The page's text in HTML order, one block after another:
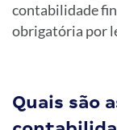
contabilidade
obrigatória por
Quais são